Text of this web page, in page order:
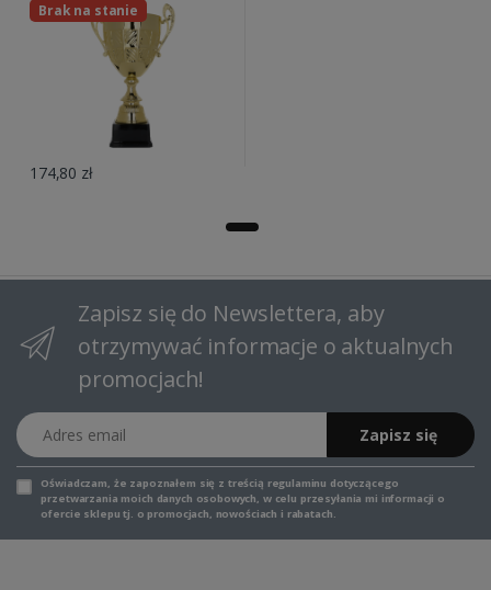
Brak na stanie
174,80 zł
Zapisz się do Newslettera, aby
otrzymywać informacje o aktualnych
promocjach!
Adres email
Zapisz się
Oświadczam, że zapoznałem się z treścią regulaminu dotyczącego
przetwarzania moich danych osobowych, w celu przesyłania mi informacji o
ofercie sklepu tj. o promocjach, nowościach i rabatach.